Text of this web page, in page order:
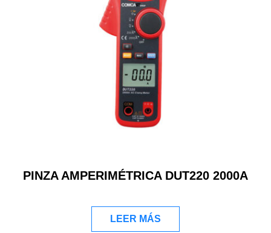
PINZA AMPERIMÉTRICA DUT220 2000A
LEER MÁS